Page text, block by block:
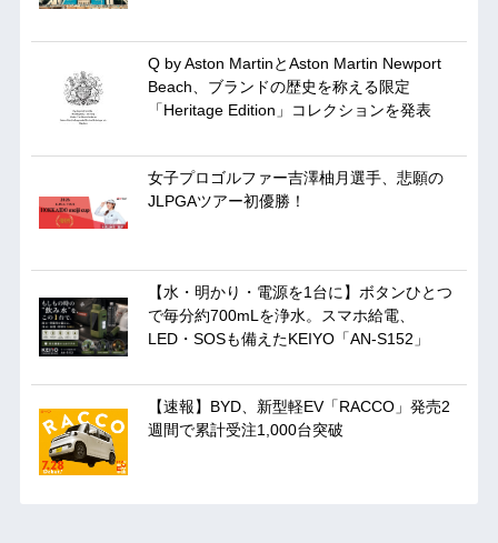
Q by Aston MartinとAston Martin Newport
Beach、ブランドの歴史を称える限定
「Heritage Edition」コレクションを発表
女子プロゴルファー吉澤柚月選手、悲願の
JLPGAツアー初優勝！
【水・明かり・電源を1台に】ボタンひとつ
で毎分約700mLを浄水。スマホ給電、
LED・SOSも備えたKEIYO「AN-S152」
【速報】BYD、新型軽EV「RACCO」発売2
週間で累計受注1,000台突破